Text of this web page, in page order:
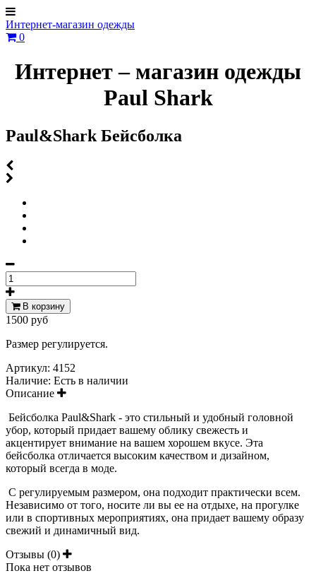
Интернет-магазин одежды
0
Интернет – магазин одежды
Paul Shark
Paul&Shark Бейсболка
В корзину
1500 руб
Размер регулируется.
Артикул: 4152
Наличие: Есть в наличии
Описание
Бейсболка Paul&Shark - это стильный и удобный головной
убор, который придает вашему облику свежесть и
акцентирует внимание на вашем хорошем вкусе. Эта
бейсболка отличается высоким качеством и дизайном,
который всегда в моде.
С регулируемым размером, она подходит практически всем.
Независимо от того, носите ли вы ее на отдыхе, на прогулке
или в спортивных мероприятиях, она придает вашему образу
свежий и динамичный вид.
Отзывы (0)
Пока нет отзывов